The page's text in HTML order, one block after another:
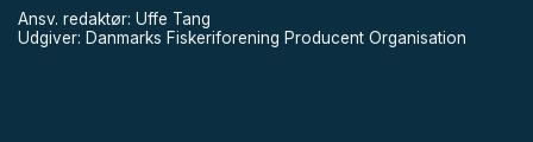
Ansv. redaktør: Uffe Tang
Udgiver: Danmarks Fiskeriforening Producent Organisation